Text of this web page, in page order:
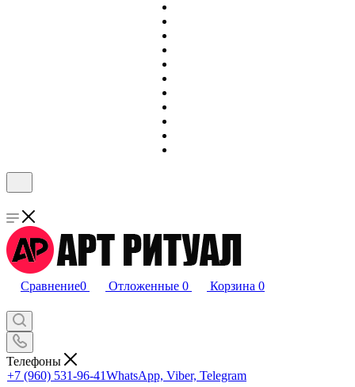
Сравнение0 Отложенные 0 Корзина 0
Телефоны
+7 (960) 531-96-41WhatsApp, Viber, Telegram